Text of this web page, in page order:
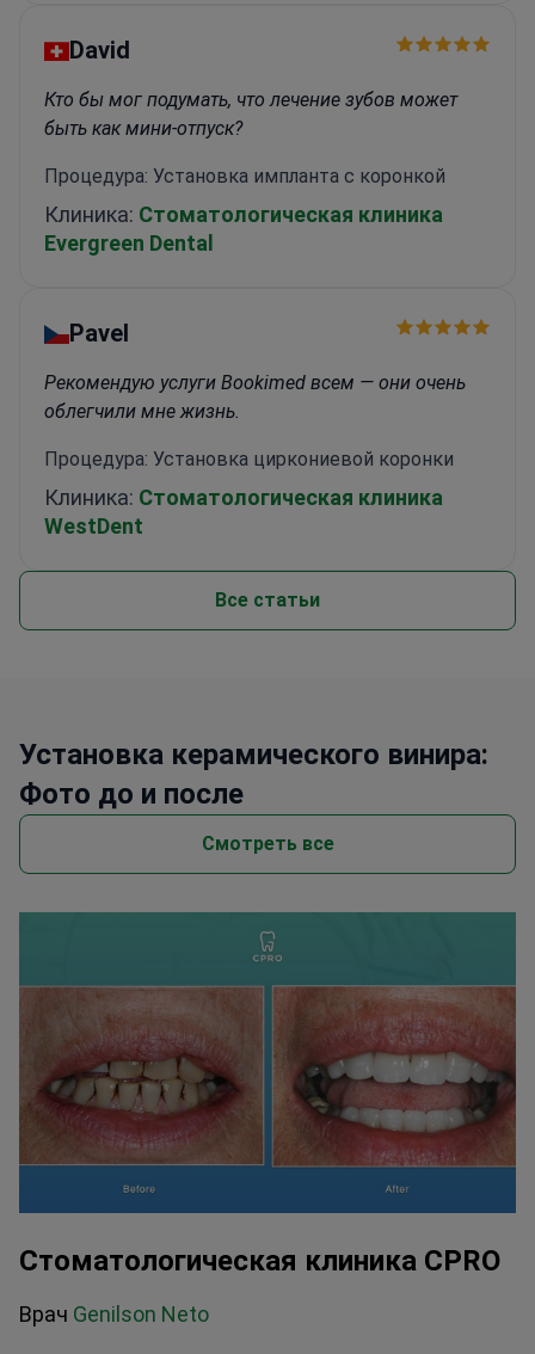
David
Кто бы мог подумать, что лечение зубов может
быть как мини-отпуск?
Процедура: Установка импланта с коронкой
Клиника: Стоматологическая клиника
Evergreen Dental
Pavel
Рекомендую услуги Bookimed всем — они очень
облегчили мне жизнь.
Процедура: Установка циркониевой коронки
Клиника: Стоматологическая клиника
WestDent
Все статьи
Установка керамического винира:
Фото до и после
Смотреть все
Стоматологическая клиника CPRO
Врач Genilson Neto